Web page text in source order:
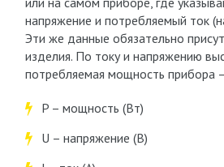
напряжение и потребляемый ток
Эти же данные обязательно
изделия. По току и напряжению
потребляемая мощность прибора
P – мощность (Вт)
U – напряжение (В)